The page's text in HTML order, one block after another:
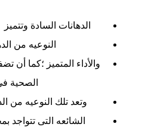
الدهانات السادة
النوعيه من
والأداء المتميز ؛كما أن
الصحية
وتعد تلك النوعيه من
الشائعه التى تتواجد